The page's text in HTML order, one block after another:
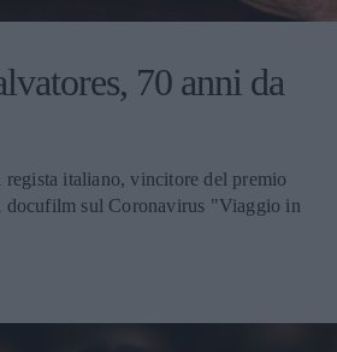
70 anni da
regista italiano, vincitore del premio
docufilm sul Coronavirus "Viaggio in